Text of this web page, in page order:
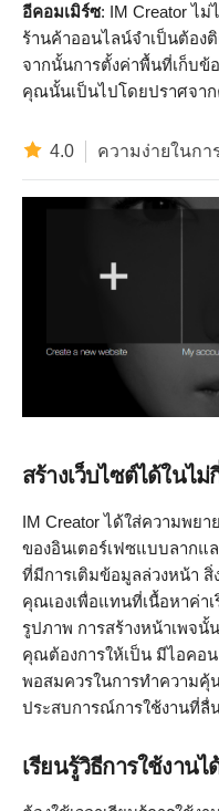
อีคอมเมิร์ซ: IM Creator ไ
ร้านค้าออนไลน์จำเป็นต้อง
จากนั้นการตั้งค่าพื้นที่เก็บข้
คุณนั้นเป็นไปโดยปราศจาก
4.0 ความง่ายในกา
สร้างเว็บไซต์ได้ในไม่
IM Creator ได้ใส่ความพย
ของอินเตอร์เฟซแบบลากแ
ที่มีการเติมข้อมูลล่วงหน้า
คุณเองเพื่อแทนที่เนื้อหาค่า
รูปภาพ การสร้างหน้าเพจนั้
คุณต้องการให้เป็น มีไอคอ
พอสมควรในการทำความคุ้
ประสบการณ์การใช้งานที่ลื่
เรียนรู้วิธีการใช้งานไ